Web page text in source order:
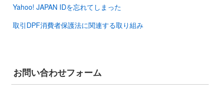
Yahoo! JAPAN IDを忘れてしまった
取引DPF消費者保護法に関連する取り組み
お問い合わせフォーム